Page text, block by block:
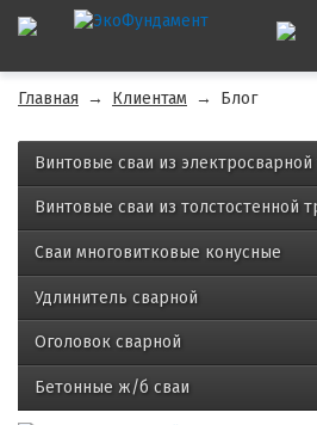
Главная → Клиентам → Блог
Винтовые сваи из
Винтовые сваи из толстостенной
Сваи многовитковые конусные
Удлинитель сварной
Оголовок сварной
Бетонные ж/б сваи